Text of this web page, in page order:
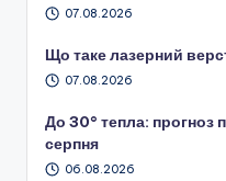
07.08.2026
Що таке лазерний
07.08.2026
До 30° тепла: прогноз
серпня
06.08.2026